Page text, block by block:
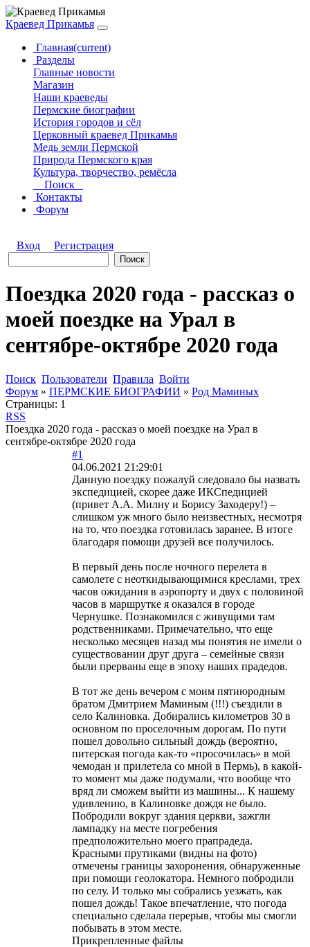
Краевед Прикамья
Главная(current)
Разделы
Главные новости
Магазин
Наши краеведы
Пермские биографии
История городов и сёл
Церковный краевед Прикамья
Медь земли Пермской
Природа Пермского края
Культура, творчество, ремёсла
Поиск
Контакты
Форум
Вход Регистрация
Поездка 2020 года - рассказ о
моей поездке на Урал в
сентябре-октябре 2020 года
Поиск Пользователи Правила Войти
Форум » ПЕРМСКИЕ БИОГРАФИИ » Род Маминых
Страницы: 1
RSS
Поездка 2020 года - рассказ о моей поездке на Урал в
сентябре-октябре 2020 года
#1
04.06.2021 21:29:01
Данную поездку пожалуй следовало бы назвать
экспедицией, скорее даже ИКСпедицией
(привет А.А. Милну и Борису Заходеру!) –
слишком уж много было неизвестных, несмотря
на то, что поездка готовилась заранее. В итоге
благодаря помощи друзей все получилось.
В первый день после ночного перелета в
самолете с неоткидывающимися креслами, трех
часов ожидания в аэропорту и двух с половиной
часов в маршрутке я оказался в городе
Чернушке. Познакомился с живущими там
родственниками. Примечательно, что еще
несколько месяцев назад мы понятия не имели о
существовании друг друга – семейные связи
были прерваны еще в эпоху наших прадедов.
В тот же день вечером с моим пятиюродным
братом Дмитрием Маминым (!!!) съездили в
село Калиновка. Добирались километров 30 в
основном по проселочным дорогам. По пути
пошел довольно сильный дождь (вероятно,
питерская погода как-то «просочилась» в мой
чемодан и прилетела со мной в Пермь), в какой-
то момент мы даже подумали, что вообще что
вряд ли сможем выйти из машины... К нашему
удивлению, в Калиновке дождя не было.
Побродили вокруг здания церкви, зажгли
лампадку на месте погребения
предположительно моего прапрадеда.
Красными прутиками (видны на фото)
отмечены границы захоронения, обнаруженные
при помощи геолокатора. Немного побродили
по селу. И только мы собрались уезжать, как
пошел дождь! Такое впечатление, что погода
специально сделала перерыв, чтобы мы смогли
побывать в этом месте.
Прикрепленные файлы